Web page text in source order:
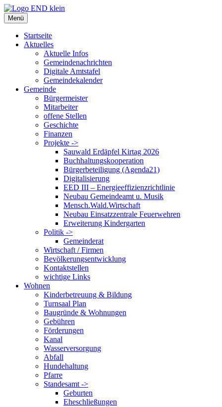
Zum
Inhalt
springen
Menü
Startseite
Aktuelles
Aktuelle Infos
Gemeindenachrichten
Digitale Amtstafel
Gemeindekalender
Gemeinde
Bürgermeister
Mitarbeiter
offene Stellen
Geschichte
Finanzen
Projekte ->
Sauwald Erdäpfel Kirtag 2026
Buchhaltungskooperation
Bürgerbeteiligung (Agenda21)
Digitalisierung
EED III – Energieeffizienzrichtlinie
Neubau Gemeindeamt u. Musik
Mensch.Wald.Wirtschaft
Neubau Einsatzzentrale Feuerwehren
Erweiterung Kindergarten
Politik ->
Gemeinderat
Wirtschaft / Firmen
Bevölkerungsentwicklung
Kontaktstellen
wichtige Links
Wohnen
Kinderbetreuung & Bildung
Turnsaal Plan
Baugründe & Wohnungen
Gebühren
Förderungen
Kanal
Wasserversorgung
Abfall
Hundehaltung
Pfarre
Standesamt ->
Geburten
Eheschließungen